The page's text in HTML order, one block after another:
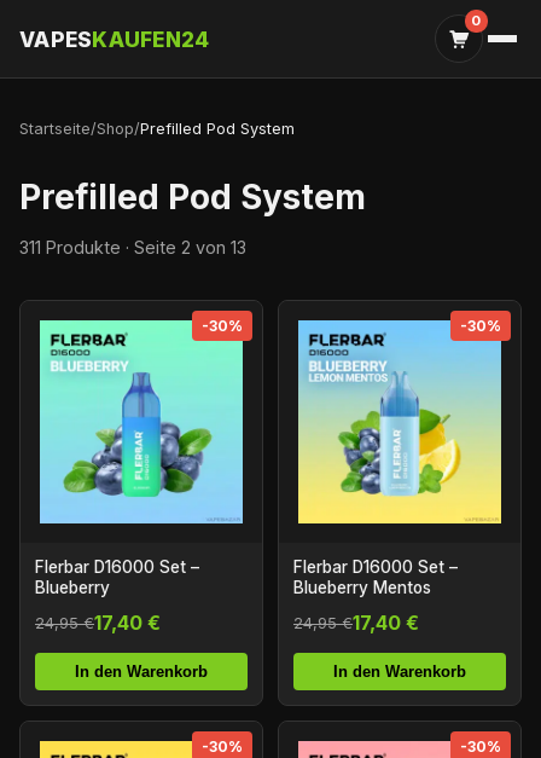
VAPESKAUFEN24
0
Startseite/Shop/Prefilled Pod System
Prefilled Pod System
311 Produkte · Seite 2 von 13
-30%
Flerbar D16000 Set –
Blueberry
24,95 €17,40 €
In den Warenkorb
-30%
Flerbar D16000 Set –
Blueberry Mentos
24,95 €17,40 €
In den Warenkorb
-30% -30%